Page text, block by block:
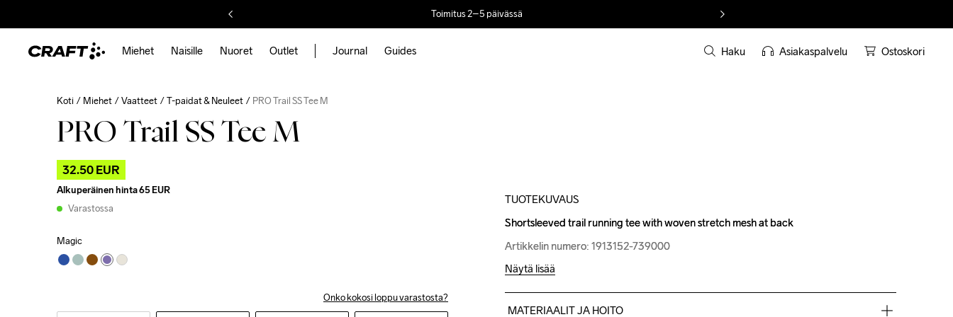
Toimitus 2–5 päivässä
Miehet Naisille Nuoret Outlet Journal Guides Haku Asiakaspalvelu Ostoskori
Koti Miehet Vaatteet T-paidat & Neuleet PRO Trail SS Tee M
PRO Trail SS Tee M
32.50 EUR
Alkuperäinen hinta65 EUR
Varastossa
Magic
Onko kokosi loppu varastosta?
TUOTEKUVAUS
Shortsleeved trail running tee with woven stretch mesh at back
Artikkelin numero: 1913152-739000
Shortsleeved trail running tee with woven stretch mesh at back
Artikkelin numero: 1913152-739000
Näytä lisää
MATERIAALIT JA HOITO